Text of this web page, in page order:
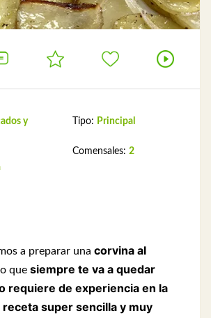
y
Tipo: Principal
Comensales: 2
a preparar una corvina al
que siempre te va a quedar
requiere de experiencia en la
receta super sencilla y muy